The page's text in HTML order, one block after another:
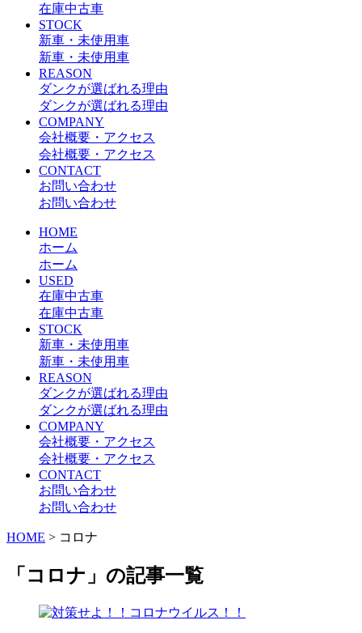
在庫中古車
STOCK
新車・未使用車
新車・未使用車
REASON
ダンクが選ばれる理由
ダンクが選ばれる理由
COMPANY
会社概要・アクセス
会社概要・アクセス
CONTACT
お問い合わせ
お問い合わせ
HOME
ホーム
ホーム
USED
在庫中古車
在庫中古車
STOCK
新車・未使用車
新車・未使用車
REASON
ダンクが選ばれる理由
ダンクが選ばれる理由
COMPANY
会社概要・アクセス
会社概要・アクセス
CONTACT
お問い合わせ
お問い合わせ
HOME > コロナ
「コロナ」の記事一覧